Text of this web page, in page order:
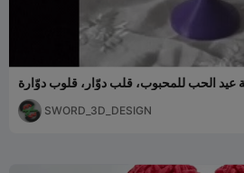
عيد الحب للمحبوب، قلب دوّار، قلوب دوّارة
SWORD_3D_DESIGN